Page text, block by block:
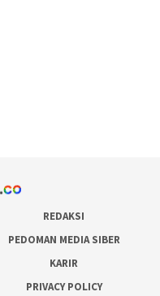
REDAKSI
PEDOMAN MEDIA SIBER
KARIR
PRIVACY POLICY